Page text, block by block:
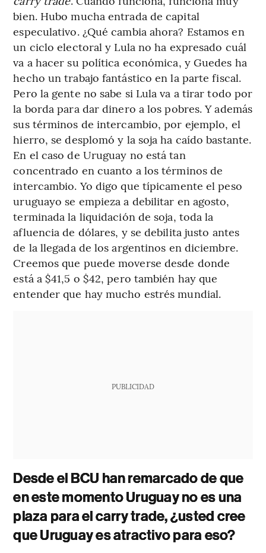
bien. Hubo mucha entrada de capital
especulativo. ¿Qué cambia ahora? Estamos en
un ciclo electoral y Lula no ha expresado cuál
va a hacer su política económica, y Guedes ha
hecho un trabajo fantástico en la parte fiscal.
Pero la gente no sabe si Lula va a tirar todo por
la borda para dar dinero a los pobres. Y además
sus términos de intercambio, por ejemplo, el
hierro, se desplomó y la soja ha caído bastante.
En el caso de Uruguay no está tan
concentrado en cuanto a los términos de
intercambio. Yo digo que típicamente el peso
uruguayo se empieza a debilitar en agosto,
terminada la liquidación de soja, toda la
afluencia de dólares, y se debilita justo antes
de la llegada de los argentinos en diciembre.
Creemos que puede moverse desde donde
está a $41,5 o $42, pero también hay que
entender que hay mucho estrés mundial.
PUBLICIDAD
Desde el BCU han remarcado de que
en este momento Uruguay no es una
plaza para el carry trade, ¿usted cree
que Uruguay es atractivo para eso?